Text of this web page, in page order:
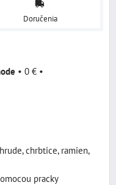
Doručenia
• 0 € •
chrbtice, ramien,
pracky